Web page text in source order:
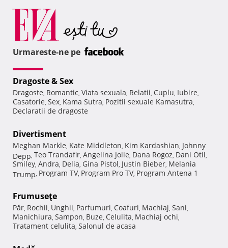
Urmareste-ne pe
Dragoste & Sex
Dragoste, Romantic, Viata sexuala, Relatii, Cuplu, Iubire,
Casatorie, Sex, Kama Sutra, Pozitii sexuale Kamasutra,
Declaratii de dragoste
Divertisment
Meghan Markle, Kate Middleton, Kim Kardashian, Johnny
Depp, Teo Trandafir, Angelina Jolie, Dana Rogoz, Dani Otil,
Smiley, Andra, Delia, Gina Pistol, Justin Bieber, Melania
Trump, Program TV, Program Pro TV, Program Antena 1
Frumuseţe
Păr, Rochii, Unghii, Parfumuri, Coafuri, Machiaj, Sani,
Manichiura, Sampon, Buze, Celulita, Machiaj ochi,
Tratament celulita, Salonul de acasa